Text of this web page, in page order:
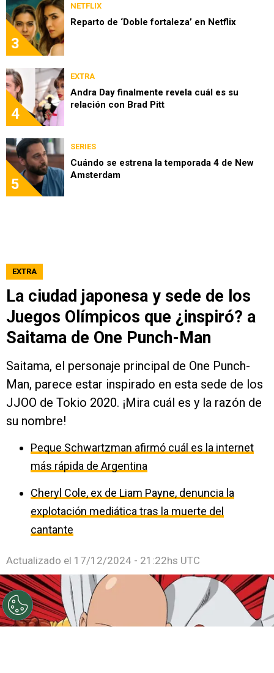
3
NETFLIX
Reparto de ‘Doble fortaleza’ en Netflix
4
EXTRA
Andra Day finalmente revela cuál es su
relación con Brad Pitt
5
SERIES
Cuándo se estrena la temporada 4 de New
Amsterdam
EXTRA
La ciudad japonesa y sede de los
Juegos Olímpicos que ¿inspiró? a
Saitama de One Punch-Man
Saitama, el personaje principal de One Punch-
Man, parece estar inspirado en esta sede de los
JJOO de Tokio 2020. ¡Mira cuál es y la razón de
su nombre!
Peque Schwartzman afirmó cuál es la internet
más rápida de Argentina
Cheryl Cole, ex de Liam Payne, denuncia la
explotación mediática tras la muerte del
cantante
Actualizado el 17/12/2024 - 21:22hs UTC